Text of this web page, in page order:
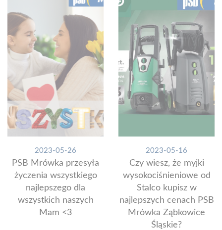
2023-05-26
PSB Mrówka przesyła
życzenia wszystkiego
najlepszego dla
wszystkich naszych
Mam <3
2023-05-16
Czy wiesz, że myjki
wysokociśnieniowe od
Stalco kupisz w
najlepszych cenach PSB
Mrówka Ząbkowice
Śląskie?